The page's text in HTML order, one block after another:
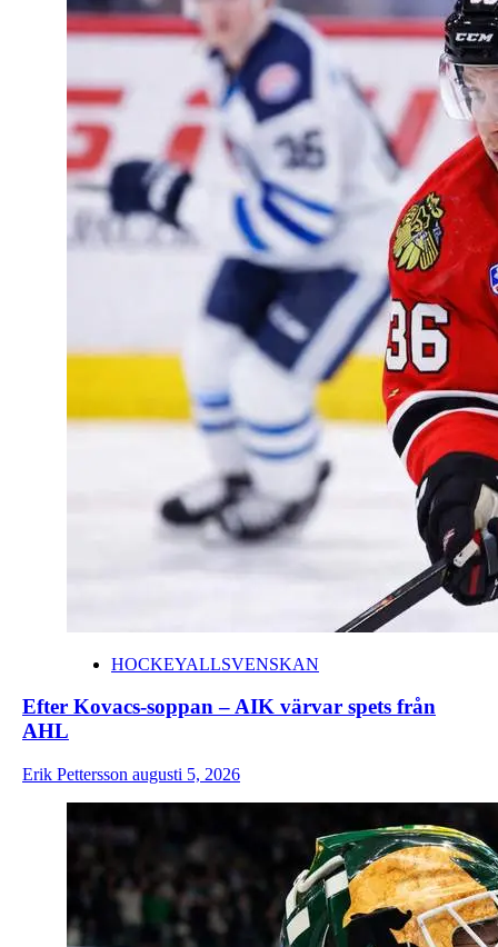
HOCKEYALLSVENSKAN
Efter Kovacs-soppan – AIK värvar spets från
AHL
Erik Pettersson augusti 5, 2026